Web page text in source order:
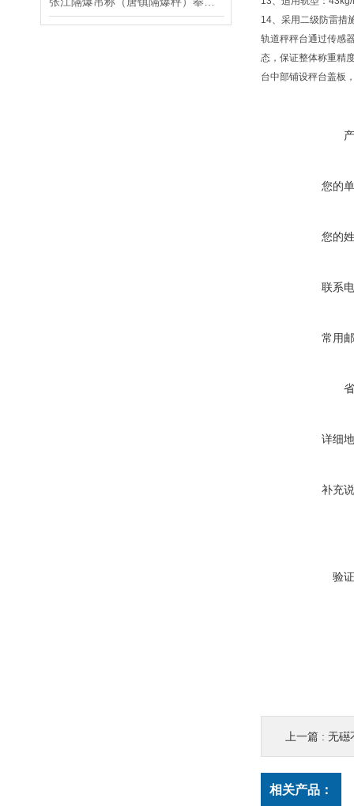
14、采用二级防雷措
轨道秤秤台通过传感
态，保证整体称重精
台中部铺设秤台盖板
您的
您的
联系
常用
详细
补充
验
上一篇 : 无礠
相关产品：